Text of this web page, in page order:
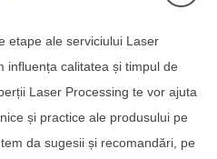
etape ale serviciului Laser
influența calitatea și timpul de
Laser Processing te vor ajuta
și practice ale produsului pe
da sugesii și recomandări, pe